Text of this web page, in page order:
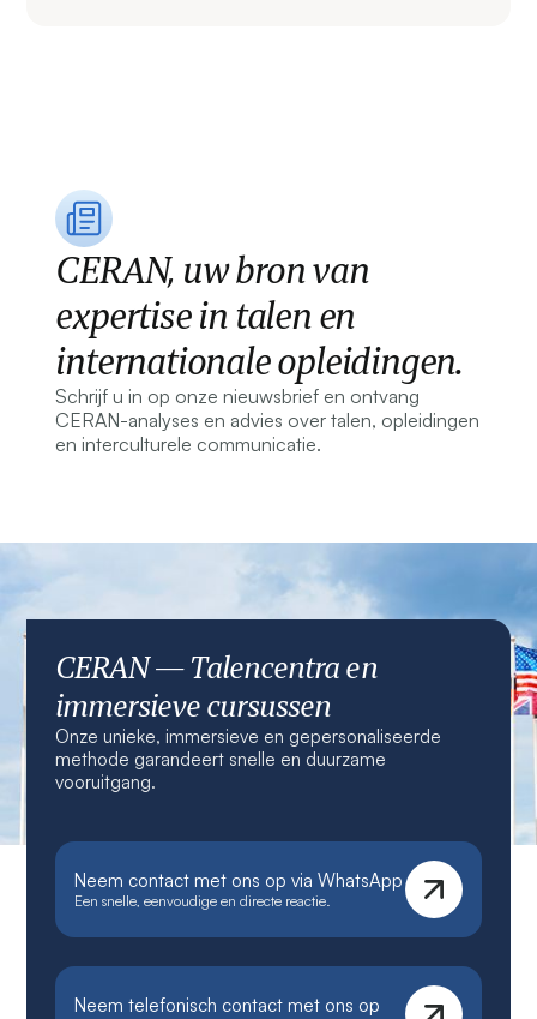
CERAN, uw bron van
expertise in talen en
internationale opleidingen.
Schrijf u in op onze nieuwsbrief en ontvang
CERAN-analyses en advies over talen, opleidingen
en interculturele communicatie.
CERAN — Talencentra en
immersieve cursussen
Onze unieke, immersieve en gepersonaliseerde
methode garandeert snelle en duurzame
vooruitgang.
Neem contact met ons op via WhatsApp
Een snelle, eenvoudige en directe reactie.
Neem telefonisch contact met ons op